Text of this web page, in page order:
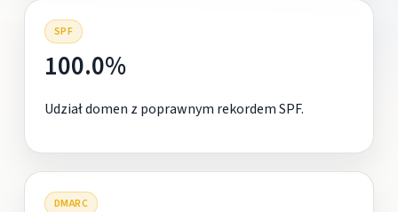
SPF
100.0%
Udział domen z poprawnym rekordem SPF.
DMARC